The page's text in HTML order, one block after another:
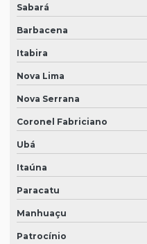
Sabará
Barbacena
Itabira
Nova Lima
Nova Serrana
Coronel Fabriciano
Ubá
Itaúna
Paracatu
Manhuaçu
Patrocínio